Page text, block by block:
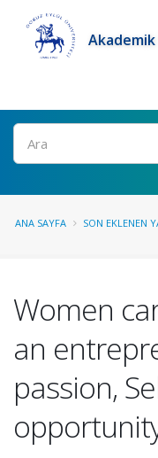
Ara
ANA SAYFA SON EKLENEN
Women
an
passion,